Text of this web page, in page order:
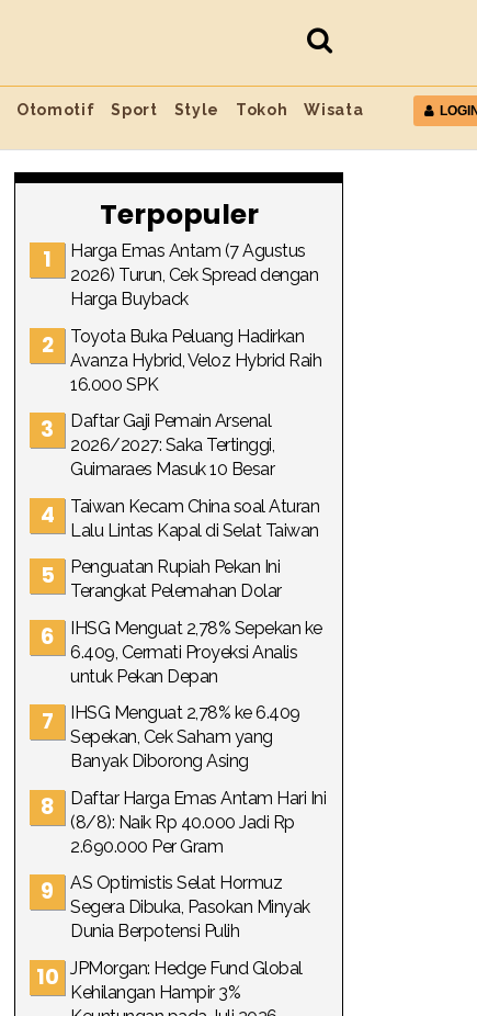
Otomotif Sport Style Tokoh Wisata
Terpopuler
Harga Emas Antam (7 Agustus
2026) Turun, Cek Spread dengan
Harga Buyback
Toyota Buka Peluang Hadirkan
Avanza Hybrid, Veloz Hybrid Raih
16.000 SPK
Daftar Gaji Pemain Arsenal
2026/2027: Saka Tertinggi,
Guimaraes Masuk 10 Besar
Taiwan Kecam China soal Aturan
Lalu Lintas Kapal di Selat Taiwan
Penguatan Rupiah Pekan Ini
Terangkat Pelemahan Dolar
IHSG Menguat 2,78% Sepekan ke
6.409, Cermati Proyeksi Analis
untuk Pekan Depan
IHSG Menguat 2,78% ke 6.409
Sepekan, Cek Saham yang
Banyak Diborong Asing
Daftar Harga Emas Antam Hari Ini
(8/8): Naik Rp 40.000 Jadi Rp
2.690.000 Per Gram
AS Optimistis Selat Hormuz
Segera Dibuka, Pasokan Minyak
Dunia Berpotensi Pulih
JPMorgan: Hedge Fund Global
Kehilangan Hampir 3%